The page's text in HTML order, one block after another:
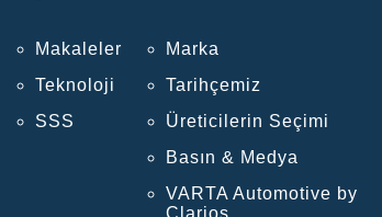
Makaleler
Teknoloji
SSS
Marka
Tarihçemiz
Üreticilerin Seçimi
Basın & Medya
VARTA Automotive by